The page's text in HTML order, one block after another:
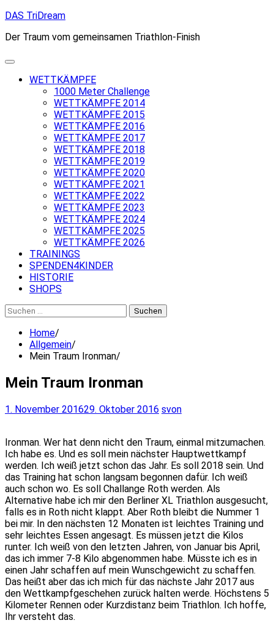
Skip
content
DAS TriDream
Der Traum vom gemeinsamen Triathlon-Finish
WETTKÄMPFE
1000 Meter Challenge
WETTKÄMPFE 2014
WETTKÄMPFE 2015
WETTKÄMPFE 2016
WETTKÄMPFE 2017
WETTKÄMPFE 2018
WETTKÄMPFE 2019
WETTKÄMPFE 2020
WETTKÄMPFE 2021
WETTKÄMPFE 2022
WETTKÄMPFE 2023
WETTKÄMPFE 2024
WETTKÄMPFE 2025
WETTKÄMPFE 2026
TRAININGS
SPENDEN4KINDER
HISTORIE
SHOPS
Suchen
nach:
Home
Allgemein
Mein Traum Ironman
Mein Traum Ironman
1. November 201629. Oktober 2016 svon
Ironman. Wer hat denn nicht den Traum, einmal mitzumachen.
Ich habe es. Und es soll mein nächster Hauptwettkampf
werden. Ich weiß jetzt schon das Jahr. Es soll 2018 sein. Und
das Training hat schon langsam begonnen dafür. Ich weiß
auch schon wo. Es soll Challange Roth werden. Als
Alternative habe ich mir den Berliner XL Triathlon ausgesucht,
falls es in Roth nicht klappt. Aber Roth bleibt die Nummer 1
bei mir. In den nächsten 12 Monaten ist leichtes Training und
sehr leichtes Essen angesagt. Es müssen jetzt die Kilos
runter. Ich weiß von den letzten Jahren, von Januar bis April,
das ich immer 7-8 Kilo abgenommen habe. Müsste ich es in
einen Jahr schaffen auf mein Wunschgewicht zu schaffen.
Das heißt aber das ich mich für das nächste Jahr 2017 aus
den Wettkampfgeschehen zurück halten werde. Höchstens 5
Kilometer Rennen oder Kurzdistanz beim Triathlon. Ich hoffe,
Ihr versteht das.